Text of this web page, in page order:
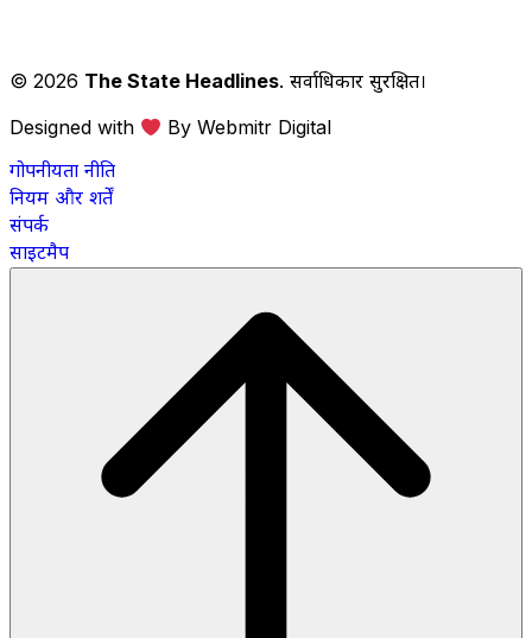
© 2026 The State Headlines. सर्वाधिकार सुरक्षित।
Designed with
By Webmitr Digital
गोपनीयता नीति
नियम और शर्तें
संपर्क
साइटमैप